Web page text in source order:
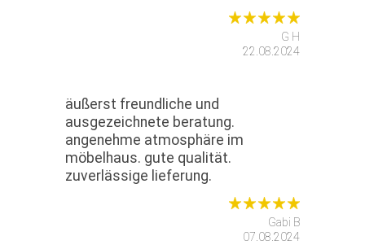
G H
22.08.2024
äußerst freundliche und
ausgezeichnete beratung.
angenehme atmosphäre im
möbelhaus. gute qualität.
zuverlässige lieferung.
Gabi B
07.08.2024